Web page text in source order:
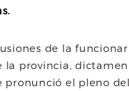
de la
la provincia,
pronunció el pleno